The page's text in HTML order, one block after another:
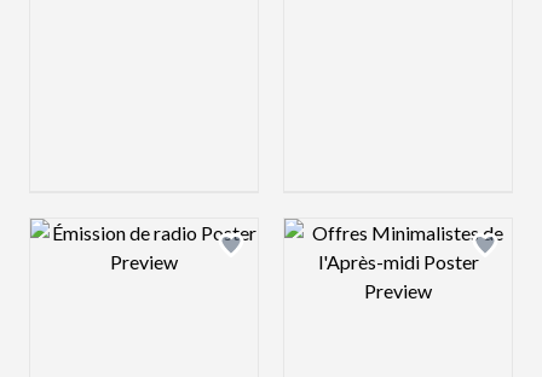
Design preview image Design preview